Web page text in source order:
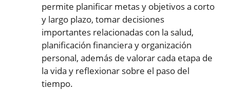
permite planificar metas y objetivos a corto
y largo plazo, tomar decisiones
importantes relacionadas con la salud,
planificación financiera y organización
personal, además de valorar cada etapa de
la vida y reflexionar sobre el paso del
tiempo.